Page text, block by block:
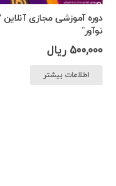
دوره آموزشی مجازی
نوآور”
500,000 ریال
اطلاعات بیشتر